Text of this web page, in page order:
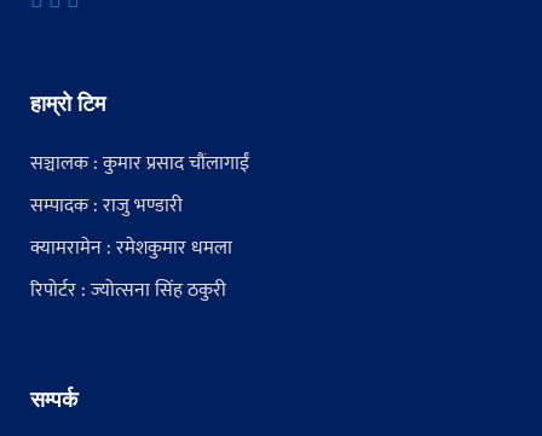
हाम्रो टिम
सञ्चालक : कुमार प्रसाद चौंलागाईं
सम्पादक : राजु भण्डारी
क्यामरामेन : रमेशकुमार धमला
रिपोर्टर : ज्योत्सना सिंह ठकुरी
सम्पर्क